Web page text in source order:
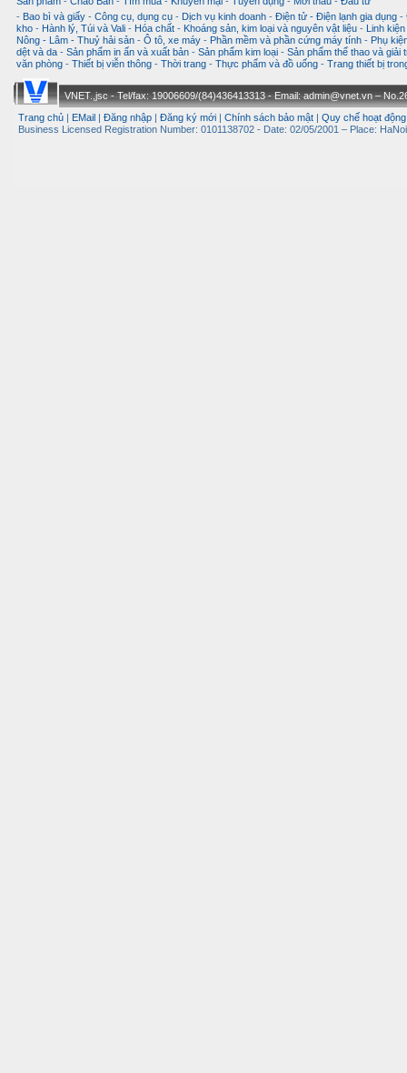
- Bao bì và giấy - Công cụ, dụng cụ - Dịch vụ kinh doanh - Điện tử - Điện lạnh gia dụng -
kho - Hành lý, Túi và Vali - Hóa chất - Khoáng sản, kim loại và nguyên vật liệu -
Linh
Nông - Lâm - Thuỷ hải sản - Ô tô, xe máy - Phần mềm và phần cứng máy tính - Phụ
dệt và da - Sản phẩm in ấn và xuất bản - Sản phẩm kim loại - Sản phẩm thể thao và giải
văn phòng - Thiết bị viễn thông - Thời trang - Thực phẩm và đồ uống - Trang thiết bị
VNET.,jsc - Tel/fax: 19006609/(84)436413313 - Email: admin@vnet.vn –
Trang chủ
EMail Đăng nhập Đăng ký mới Chính sách bảo mật Quy chế hoạt động
Business Licensed Registration Number: 0101138702 - Date: 02/05/2001 – Place: